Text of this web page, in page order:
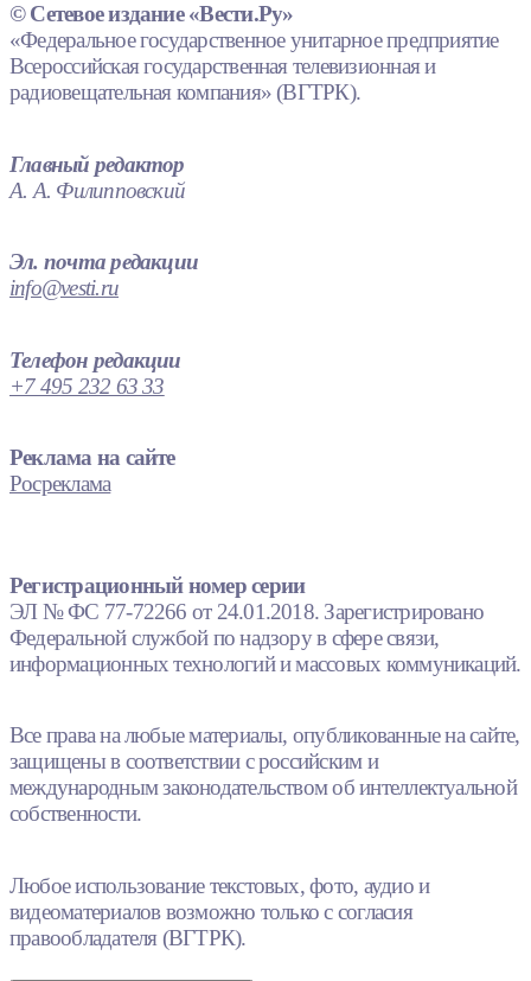
© Сетевое издание «Вести.Ру»
«Федеральное государственное унитарное предприятие
Всероссийская государственная телевизионная и
радиовещательная компания» (ВГТРК).
Главный редактор
А. А. Филипповский
Эл. почта редакции
info@vesti.ru
Телефон редакции
+7 495 232 63 33
Реклама на сайте
Росреклама
Регистрационный номер серии
ЭЛ № ФС 77-72266 от 24.01.2018. Зарегистрировано
Федеральной службой по надзору в сфере связи,
информационных технологий и массовых коммуникаций.
Все права на любые материалы, опубликованные на сайте,
защищены в соответствии с российским и
международным законодательством об интеллектуальной
собственности.
Любое использование текстовых, фото, аудио и
видеоматериалов возможно только с согласия
правообладателя (ВГТРК).